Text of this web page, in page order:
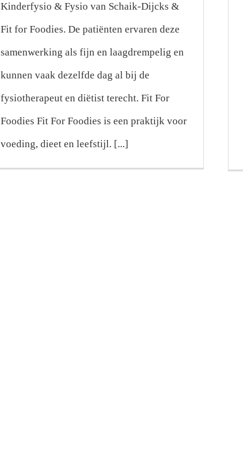
Kinderfysio & Fysio van Schaik-Dijcks &
Fit for Foodies. De patiënten ervaren deze
samenwerking als fijn en laagdrempelig en
kunnen vaak dezelfde dag al bij de
fysiotherapeut en diëtist terecht. Fit For
Foodies Fit For Foodies is een praktijk voor
voeding, dieet en leefstijl. [...]